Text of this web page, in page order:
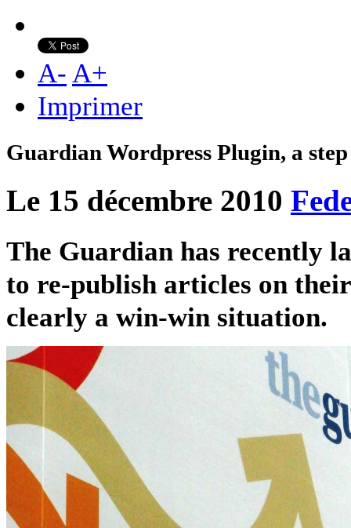
A- A+
Imprimer
Guardian Wordpress Plugin, a
Le 15 décembre 2010
The Guardian has recently
to re-publish articles on
clearly a win-win situation.